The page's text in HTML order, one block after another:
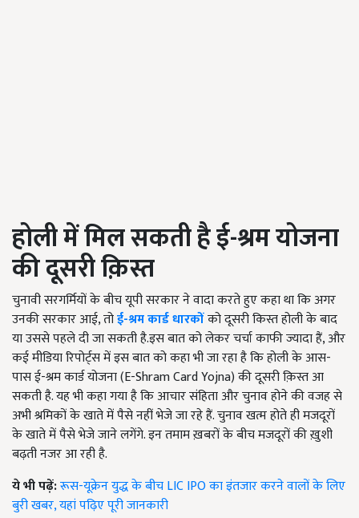
होली में मिल सकती है ई-श्रम योजना
की दूसरी क़िस्त
चुनावी सरगर्मियों के बीच यूपी सरकार ने वादा करते हुए कहा था कि अगर
उनकी सरकार आई, तोई-श्रम कार्ड धारकोंको दूसरी किस्त होली के बाद
या उससे पहले दी जा सकती है.इस बात को लेकर चर्चा काफी ज्यादा हैं, और
कई मीडिया रिपोर्ट्स में इस बात को कहा भी जा रहा है कि होली के आस-
पास ई-श्रम कार्ड योजना (E-Shram Card Yojna) की दूसरी क़िस्त आ
सकती है. यह भी कहा गया है कि आचार संहिता और चुनाव होने की वजह से
अभी श्रमिकों के खाते में पैसे नहीं भेजे जा रहे हैं. चुनाव खत्म होते ही मजदूरों
के खाते में पैसे भेजे जाने लगेंगे. इन तमाम ख़बरों के बीच मजदूरों की ख़ुशी
बढ़ती नजर आ रही है.
ये भी पढ़ें:रूस-यूक्रेन युद्ध के बीच LIC IPO का इंतजार करने वालों के लिए
बुरी खबर, यहां पढ़िए पूरी जानकारी